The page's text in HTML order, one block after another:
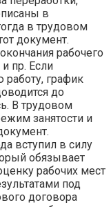
в
в трудовом
документ.
рабочего
пр. Если
работу, график
до
В трудовом
занятости и
вступил в силу
обязывает
рабочих мест
под
договора